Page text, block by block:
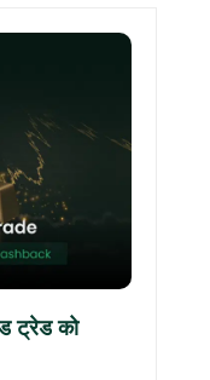
ट्रेड को